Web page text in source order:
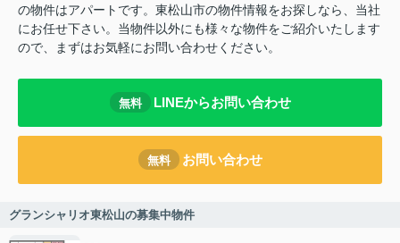
の物件はアパートです。東松山市の物件情報をお探しなら、当社
にお任せ下さい。当物件以外にも様々な物件をご紹介いたします
ので、まずはお気軽にお問い合わせください。
無料 LINEからお問い合わせ
無料 お問い合わせ
グランシャリオ東松山の募集中物件